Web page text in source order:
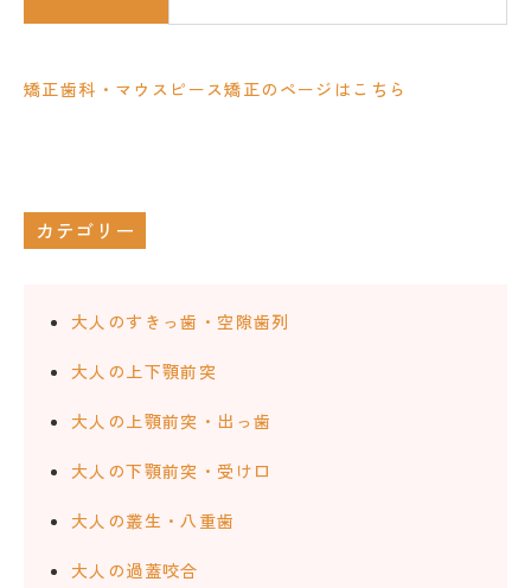
矯正歯科・マウスピース矯正のページはこちら
カテゴリー
大人のすきっ歯・空隙歯列
大人の上下顎前突
大人の上顎前突・出っ歯
大人の下顎前突・受け口
大人の叢生・八重歯
大人の過蓋咬合